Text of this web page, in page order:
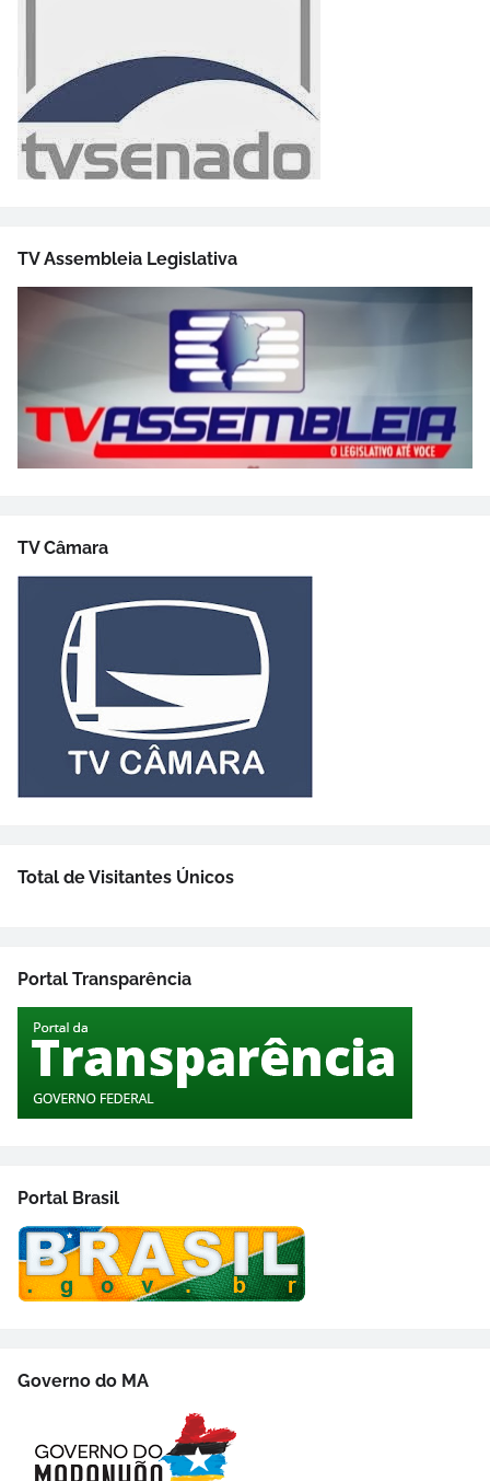
TV Assembleia Legislativa
TV Câmara
Total de Visitantes Únicos
Portal Transparência
Portal Brasil
Governo do MA